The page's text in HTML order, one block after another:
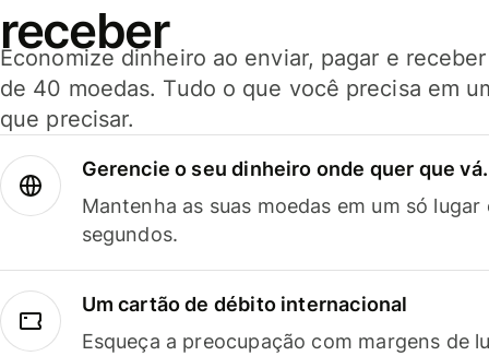
receber
Economize dinheiro ao enviar, pagar e
de 40 moedas. Tudo o que você precisa em
que precisar.
Gerencie o seu dinheiro onde quer que vá.
Mantenha as suas moedas em um só
segundos.
Um cartão de débito internacional
Esqueça a preocupação com margens de